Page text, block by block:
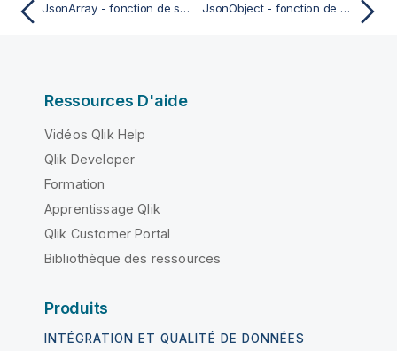
JsonArray - fonction de script et fonction de graphique JsonObject - fonction de script et fonction de graphique
Ressources D'aide
Vidéos Qlik Help
Qlik Developer
Formation
Apprentissage Qlik
Qlik Customer Portal
Bibliothèque des ressources
Produits
INTÉGRATION ET QUALITÉ DE DONNÉES